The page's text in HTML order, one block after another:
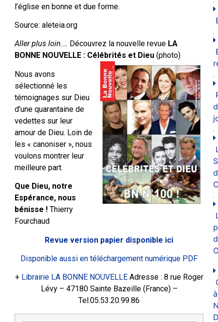
l’église en bonne et due forme.
Source: aleteia.org
Aller plus loin…. Découvrez la nouvelle revue LA
BONNE NOUVELLE : Célébrités et Dieu (photo)
Nous avons
sélectionné les
témoignages sur Dieu
d’une quarantaine de
vedettes sur leur
amour de Dieu. Loin de
les « canoniser », nous
voulons montrer leur
meilleure part.
Que Dieu, notre
Espérance, nous
bénisse ! Thierry
Fourchaud
Revue version papier disponible ici
Disponible aussi en téléchargement numérique PDF
+ Librairie LA BONNE NOUVELLEAdresse : 8 rue Roger
Lévy – 47180 Sainte Bazeille (France) –
Tel:05.53.20.99.86
à